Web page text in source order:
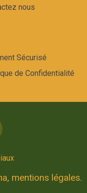
nous
Sécurisé
de Confidentialité
mentions légales.